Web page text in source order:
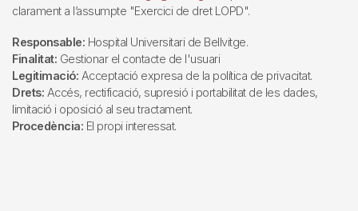
clarament a l’assumpte "Exercici de dret LOPD".
Responsable: Hospital Universitari de Bellvitge.
Finalitat: Gestionar el contacte de l'usuari
Legitimació: Acceptació expresa de la política de privacitat.
Drets: Accés, rectificació, supresió i portabilitat de les dades,
limitació i oposició al seu tractament.
Procedència: El propi interessat.